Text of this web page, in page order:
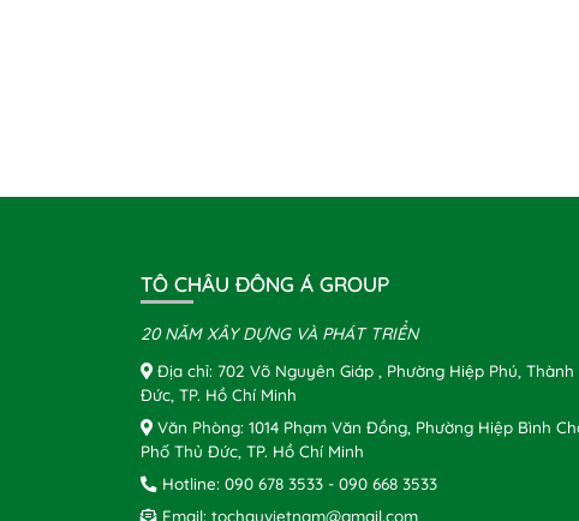
TÔ CHÂU ĐÔNG Á GROUP
20 NĂM XÂY DỰNG VÀ PHÁT TRIỂN
Địa chỉ: 702 Võ Nguyên Giáp , Phường Hiệp Phú, Thành
Đức, TP. Hồ Chí Minh
Văn Phòng: 1014 Phạm Văn Đồng, Phường Hiệp Bình
Phố Thủ Đức, TP. Hồ Chí Minh
Hotline: 090 678 3533 - 090 668 3533
Email: tochauvietnam@gmail.com